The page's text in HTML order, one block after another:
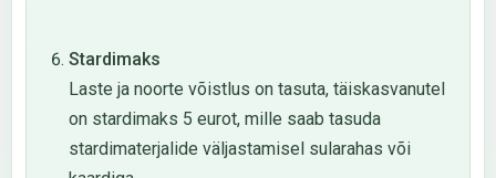
Stardimaks
Laste ja noorte võistlus on tasuta, täiskasvanutel
on stardimaks 5 eurot, mille saab tasuda
stardimaterjalide väljastamisel sularahas või